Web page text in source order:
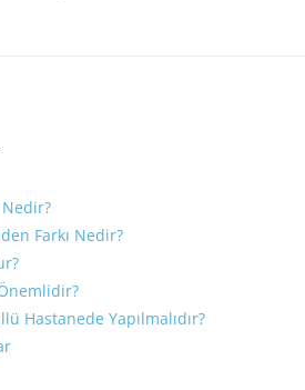
Farkı Nedir?
Hastanede Yapılmalıdır?